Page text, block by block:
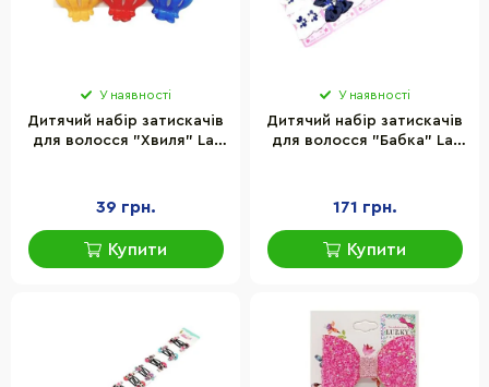
У наявності
Дитячий набір затискачів
для волосся "Хвиля" La-
39 грн.
Купити
У наявності
Дитячий набір затискачів
для волосся "Бабка" La-
171 грн.
Купити